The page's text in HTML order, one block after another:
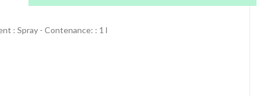
: Spray - Contenance: : 1 l